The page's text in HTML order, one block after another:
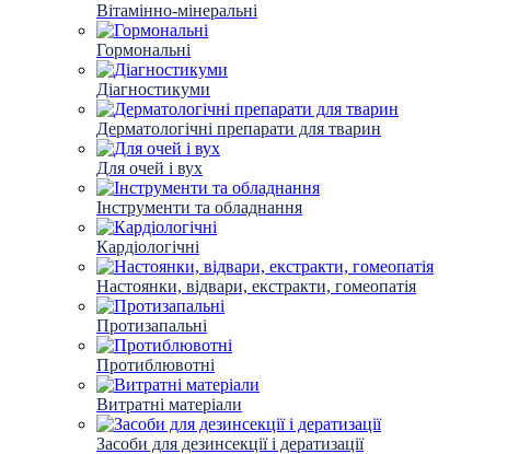
Вітамінно-мінеральні
Гормональні
Діагностикуми
Дерматологічні препарати для тварин
Для очей і вух
Інструменти та обладнання
Кардіологічні
Настоянки, відвари, екстракти, гомеопатія
Протизапальні
Протиблювотні
Витратні матеріали
Засоби для дезинсекції і дератизації